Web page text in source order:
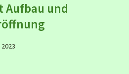
Aufbau und